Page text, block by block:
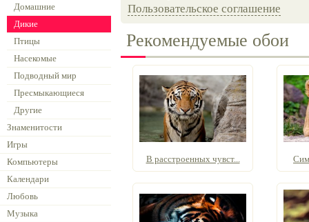
Домашние
Дикие
Птицы
Насекомые
Подводный мир
Пресмыкающиеся
Другие
Знаменитости
Игры
Компьютеры
Календари
Любовь
Музыка
Пользовательское соглашение
Рекомендуемые обои
В расстроенных чувст...